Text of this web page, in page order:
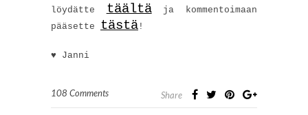
löydätte täältäja kommentoimaan
pääsette tästä !
♥ Janni
108 Comments Share